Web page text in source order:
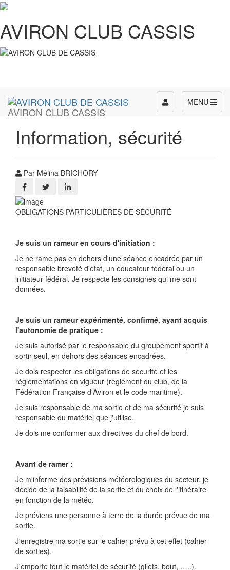
AVIRON CLUB CASSIS
AVIRON CLUB CASSIS
MENU
Toggle
navigation
Information, sécurité
Par Mélina BRICHORY
OBLIGATIONS PARTICULIÈRES DE SÉCURITÉ
Je suis un rameur en cours d'initiation :
Je ne rame pas en dehors d'une séance encadrée par un
responsable breveté d'état, un éducateur fédéral ou un
initiateur fédéral. Je respecte les consignes qui me sont
données.
Je suis un rameur expérimenté, confirmé, ayant acquis
l'autonomie de pratique :
Je suis autorisé par le responsable du groupement sportif à
sortir seul, en dehors des séances encadrées.
Je dois respecter les obligations de sécurité et les
réglementations en vigueur (règlement du club, de la
Fédération Française d'Aviron et le code maritime).
Je suis responsable de ma sortie et de ma sécurité je suis
responsable du matériel que j'utilise.
Je dois me conformer aux directives du chef de bord.
Avant de ramer :
Je m'informe des prévisions météorologiques du secteur, je
décide de la faisabilité de la sortie et du choix de l'itinéraire
en fonction de la météo.
Je préviens une personne à terre de la durée prévue de ma
sortie.
J'enregistre ma sortie sur le cahier prévu à cet effet (cahier
de sorties).
J'emporte tout le matériel de sécurité (gilets, bout, …..).